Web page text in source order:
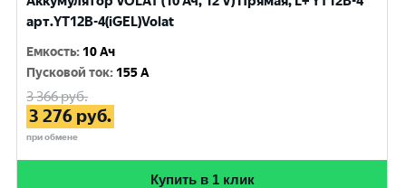
арт.YT12B-4(iGEL)Volat
Емкость: 10 Ач
Пусковой ток: 155 A
3 366руб.
3 276 руб.
при обмене
Купить в 1 клик